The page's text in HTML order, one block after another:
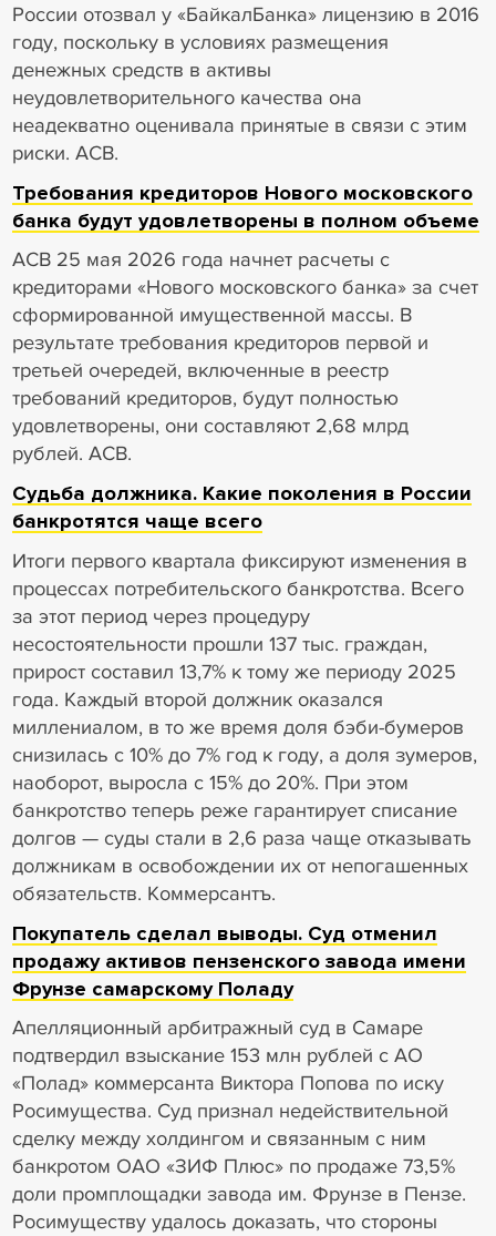
России отозвал у «БайкалБанка» лицензию в 2016
году, поскольку в условиях размещения
денежных средств в активы
неудовлетворительного качества она
неадекватно оценивала принятые в связи с этим
риски. АСВ.
Требования кредиторов Нового московского
банка будут удовлетворены в полном объеме
АСВ 25 мая 2026 года начнет расчеты с
кредиторами «Нового московского банка» за счет
сформированной имущественной массы. В
результате требования кредиторов первой и
третьей очередей, включенные в реестр
требований кредиторов, будут полностью
удовлетворены, они составляют 2,68 млрд
рублей. АСВ.
Судьба должника. Какие поколения в России
банкротятся чаще всего
Итоги первого квартала фиксируют изменения в
процессах потребительского банкротства. Всего
за этот период через процедуру
несостоятельности прошли 137 тыс. граждан,
прирост составил 13,7% к тому же периоду 2025
года. Каждый второй должник оказался
миллениалом, в то же время доля бэби-бумеров
снизилась с 10% до 7% год к году, а доля зумеров,
наоборот, выросла с 15% до 20%. При этом
банкротство теперь реже гарантирует списание
долгов — суды стали в 2,6 раза чаще отказывать
должникам в освобождении их от непогашенных
обязательств. Коммерсантъ.
Покупатель сделал выводы. Суд отменил
продажу активов пензенского завода имени
Фрунзе самарскому Поладу
Апелляционный арбитражный суд в Самаре
подтвердил взыскание 153 млн рублей с АО
«Полад» коммерсанта Виктора Попова по иску
Росимущества. Суд признал недействительной
сделку между холдингом и связанным с ним
банкротом ОАО «ЗИФ Плюс» по продаже 73,5%
доли промплощадки завода им. Фрунзе в Пензе.
Росимуществу удалось доказать, что стороны